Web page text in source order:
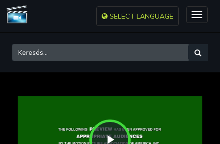
Toggle
SELECT LANGUAGE